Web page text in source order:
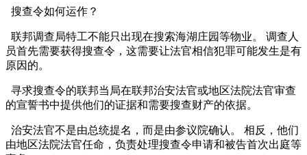
搜查令如何运作？
联邦调查局特工不能只出现在搜索海湖庄园等物业。 调查人
员首先需要获得搜查令，这需要让法官相信犯罪可能发生是有
原因的。
寻求搜查令的联邦当局在联邦治安法官或地区法院法官审查
的宣誓书中提供他们的证据和需要搜查财产的依据。
治安法官不是由总统提名，而是由参议院确认。 相反，他们
由地区法院法官任命，负责处理搜查令申请和被告首次出庭等